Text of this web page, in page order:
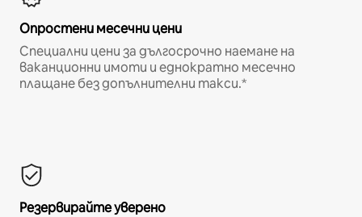
Опростени месечни цени
Специални цени за дългосрочно наемане на
ваканционни имоти и еднократно месечно
плащане без допълнителни такси.*
Резервирайте уверено